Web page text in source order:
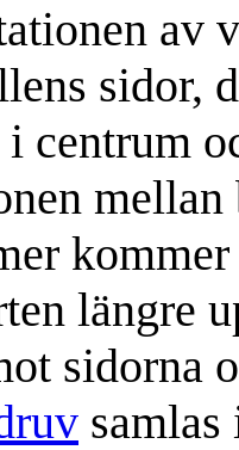
av
sidor,
centrum
mellan
längre
sidorna